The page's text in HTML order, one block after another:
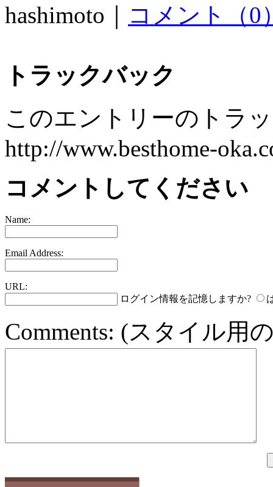
hashimoto｜
コメント（0
トラックバック
このエントリーのトラ
http://www.besthome-
コメントしてください
Name:
Email Address:
URL:
ログイン情報を記憶しますか?
Comments: (スタイル用